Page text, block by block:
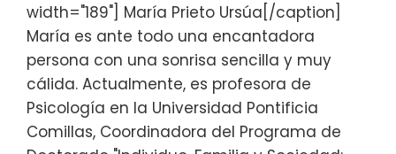
width="189"] María Prieto Ursúa[/caption]
María es ante todo una encantadora
persona con una sonrisa sencilla y muy
cálida. Actualmente, es profesora de
Psicología en la Universidad Pontificia
Comillas, Coordinadora del Programa de